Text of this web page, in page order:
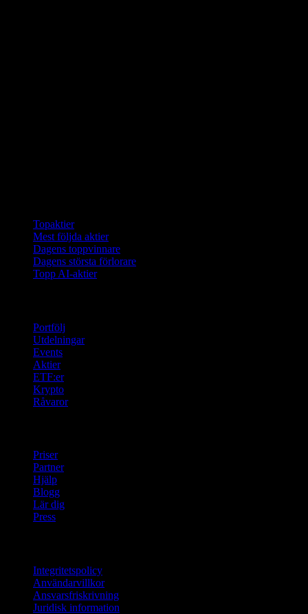
Topaktier
Mest följda aktier
Dagens toppvinnare
Dagens största förlorare
Topp AI-aktier
Portfölj
Utdelningar
Events
Aktier
ETF:er
Krypto
Råvaror
Priser
Partner
Hjälp
Blogg
Lär dig
Press
Integritetspolicy
Användarvillkor
Ansvarsfriskrivning
Juridisk information